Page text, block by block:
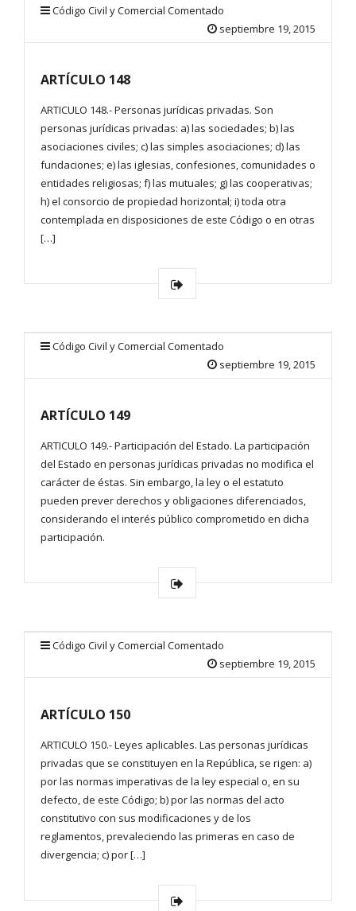
Código Civil y Comercial Comentado
septiembre 19, 2015
ARTÍCULO 148
ARTICULO 148.- Personas jurídicas privadas. Son
personas jurídicas privadas: a) las sociedades; b) las
asociaciones civiles; c) las simples asociaciones; d) las
fundaciones; e) las iglesias, confesiones, comunidades o
entidades religiosas; f) las mutuales; g) las cooperativas;
h) el consorcio de propiedad horizontal; i) toda otra
contemplada en disposiciones de este Código o en otras
[…]
Código Civil y Comercial Comentado
septiembre 19, 2015
ARTÍCULO 149
ARTICULO 149.- Participación del Estado. La participación
del Estado en personas jurídicas privadas no modifica el
carácter de éstas. Sin embargo, la ley o el estatuto
pueden prever derechos y obligaciones diferenciados,
considerando el interés público comprometido en dicha
participación.
Código Civil y Comercial Comentado
septiembre 19, 2015
ARTÍCULO 150
ARTICULO 150.- Leyes aplicables. Las personas jurídicas
privadas que se constituyen en la República, se rigen: a)
por las normas imperativas de la ley especial o, en su
defecto, de este Código; b) por las normas del acto
constitutivo con sus modificaciones y de los
reglamentos, prevaleciendo las primeras en caso de
divergencia; c) por […]